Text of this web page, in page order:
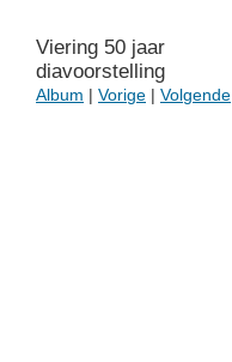
Viering 50 jaar
diavoorstelling
Album Vorige Volgende